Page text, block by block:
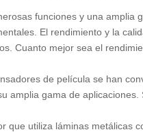
funciones y una amplia
El rendimiento y la
Cuanto mejor sea el
de película se han
amplia gama de
que utiliza láminas metálicas